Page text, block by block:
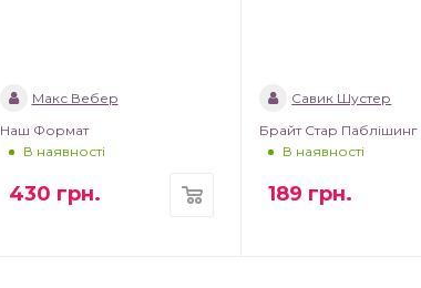
Макс Вебер
Наш Формат
В наявності
430 грн.
Савик Шустер
Брайт Стар Паблішинг
В наявності
189 грн.